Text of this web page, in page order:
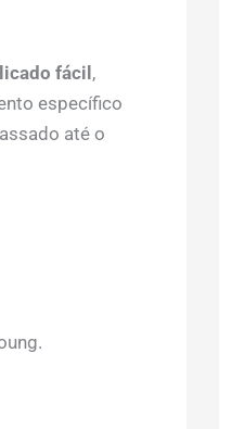
fácil ,
específico
até o